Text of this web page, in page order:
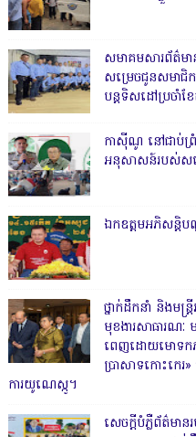
សមាគមសារព័ត៌ម
សម្រេចជូនសមាជិ
បន្តទិសដៅប្រចាំខ
កាសុីណូ នៅជាប់ព្រំ
អនុសាសន៍របស់សម្
ឯកឧត្តមអភិសន្
ថ្នាក់ដឹកនាំ និងមន្ត្
មុខងារសាធារណៈ
ពេញដោយមោទកភ
ប្រាសាទកោះកេរ
ការយូណេស្កូ។
សេចក្តីបំភ្លឺព័ត៌មាន